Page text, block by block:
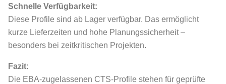
Schnelle Verfügbarkeit:
Diese Profile sind ab Lager verfügbar. Das ermöglicht
kurze Lieferzeiten und hohe Planungssicherheit –
besonders bei zeitkritischen Projekten.
Fazit:
Die EBA-zugelassenen CTS-Profile stehen für geprüfte